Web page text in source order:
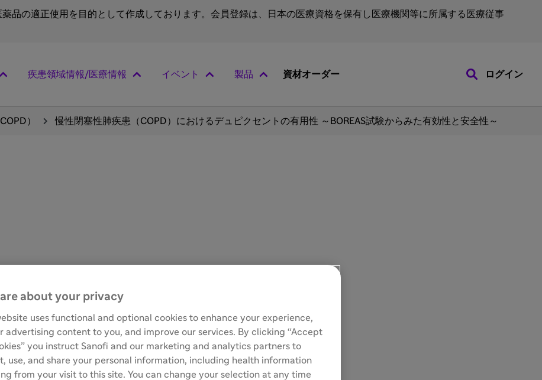
品の適正使用を目的として作成しております。会員登録は、日本の医療資格を保有し医療機関等に所属する医療従事
疾患領域情報/医療情報 イベント 製品 資材オーダー ログイン
） 慢性閉塞性肺疾患（COPD）におけるデュピクセントの有用性 ～BOREAS試験からみた有効性と安全性～
about your privacy
uses functional and optional cookies to enhance your experience,
advertising content to you, and improve our services. By clicking “Accept
you instruct Sanofi and our marketing and analytics partners to
use, and share your personal information, including health information
from your visit to this site. You can change your selection at any time